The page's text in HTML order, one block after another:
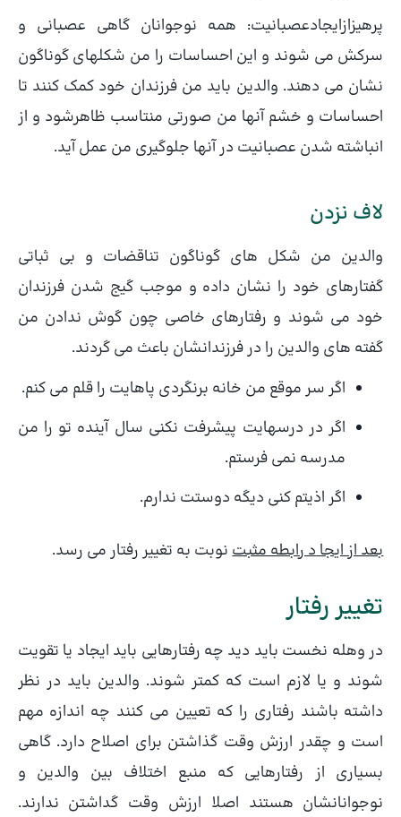
پرهیزازایجادعصبانیت: همه نوجوانان گاهی عصبانی و
سرکش می شوند و این احساسات را من شکلهای گوناگون
نشان می دهند. والدین باید من فرزندان خود کمک کنند تا
احساسات و خشم آنها من صورتی منتاسب ظاهرشود و از
انباشته شدن عصبانیت در آنها جلوگیری من عمل آید.
لاف نزدن
والدین من شکل های گوناگون تناقضات و بی ثباتی
گفتارهای خود را نشان داده و موجب گیج شدن فرزندان
خود می شوند و رفتارهای خاصی چون گوش ندادن من
گفته های والدین را در فرزندانشان باعث می گردند.
اگر سر موقع من خانه برنگردی پاهایت را قلم می کنم.
اگر در درسهایت پیشرفت نکنی سال آینده تو را من
مدرسه نمی فرستم.
اگر اذیتم کنی دیگه دوستت ندارم.
بعد از ایجاد رابطه مثبتنوبت به تغییر رفتار می رسد.
تغییر رفتار
در وهله نخست باید دید چه رفتارهایی باید ایجاد یا تقویت
شوند و یا لازم است که کمتر شوند. والدین باید در نظر
داشته باشند رفتاری را که تعیین می کنند چه اندازه مهم
است و چقدر ارزش وقت گذاشتن برای اصلاح دارد. گاهی
بسیاری از رفتارهایی که منبع اختلاف بین والدین و
نوجوانانشان هستند اصلا ارزش وقت گداشتن ندارند.